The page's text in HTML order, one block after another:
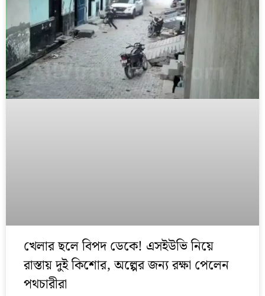
খেলার ছলে বিপদ ডেকে! এসইউভি নিয়ে
রাস্তায় দুই কিশোর, অল্পের জন্য রক্ষা পেলেন
পথচারীরা